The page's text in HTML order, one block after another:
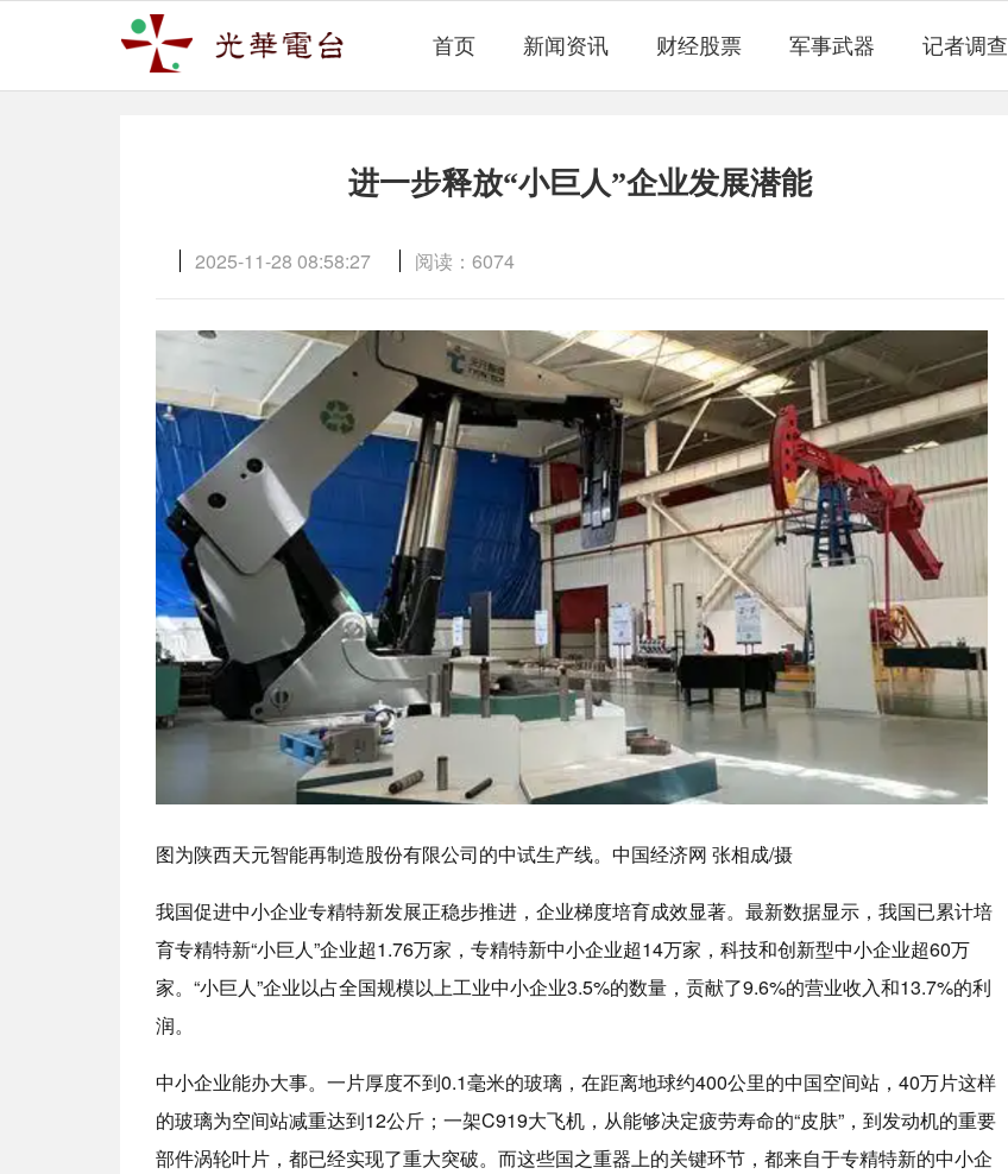
首页 新闻资讯 财经股票 军事武器 记者调查
进一步释放“小巨人”企业发展潜能
2025-11-28 08:58:27 阅读： 6074
图为陕西天元智能再制造股份有限公司的中试生产线。中国经济网 张相成/摄
我国促进中小企业专精特新发展正稳步推进，企业梯度培育成效显著。最新数据显示，我国已累计培
育专精特新“小巨人”企业超1.76万家，专精特新中小企业超14万家，科技和创新型中小企业超60万
家。“小巨人”企业以占全国规模以上工业中小企业3.5%的数量，贡献了9.6%的营业收入和13.7%的利
润。
中小企业能办大事。一片厚度不到0.1毫米的玻璃，在距离地球约400公里的中国空间站，40万片这样
的玻璃为空间站减重达到12公斤；一架C919大飞机，从能够决定疲劳寿命的“皮肤”，到发动机的重要
部件涡轮叶片，都已经实现了重大突破。而这些国之重器上的关键环节，都来自于专精特新的中小企